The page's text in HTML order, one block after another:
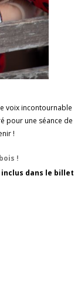
voix incontournable
pour une séance de
!
!
dans le billet